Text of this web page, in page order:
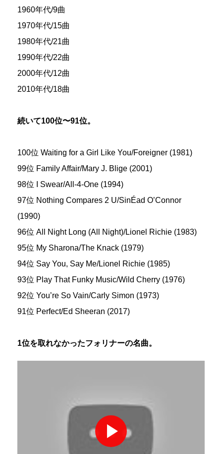
1960年代/9曲
1970年代/15曲
1980年代/21曲
1990年代/22曲
2000年代/12曲
2010年代/18曲
続いて100位〜91位。
100位 Waiting for a Girl Like You/Foreigner (1981)
99位 Family Affair/Mary J. Blige (2001)
98位 I Swear/All-4-One (1994)
97位 Nothing Compares 2 U/SinÉad O’Connor
(1990)
96位 All Night Long (All Night)/Lionel Richie (1983)
95位 My Sharona/The Knack (1979)
94位 Say You, Say Me/Lionel Richie (1985)
93位 Play That Funky Music/Wild Cherry (1976)
92位 You’re So Vain/Carly Simon (1973)
91位 Perfect/Ed Sheeran (2017)
1位を取れなかったフォリナーの名曲。